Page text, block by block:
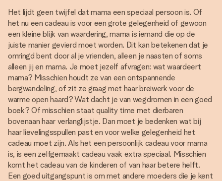
Het lijdt geen twijfel dat mama een speciaal persoon is. Of
het nu een cadeau is voor een grote gelegenheid of gewoon
een kleine blijk van waardering, mama is iemand die op de
juiste manier gevierd moet worden. Dit kan betekenen dat je
omringd bent door al je vrienden, alleen je naasten of soms
alleen jij en mama. Je moet jezelf afvragen: wat waardeert
mama? Misschien houdt ze van een ontspannende
bergwandeling, of zit ze graag met haar breiwerk voor de
warme open haard? Wat dacht je van wegdromen in een goed
boek? Of misschien staat quality time met dierbaren
bovenaan haar verlanglijstje. Dan moet je bedenken wat bij
haar lievelingsspullen past en voor welke gelegenheid het
cadeau moet zijn. Als het een persoonlijk cadeau voor mama
is, is een zelfgemaakt cadeau vaak extra speciaal. Misschien
komt het cadeau van de kinderen of van haar betere helft.
Een goed uitgangspunt is om met andere moeders die je kent